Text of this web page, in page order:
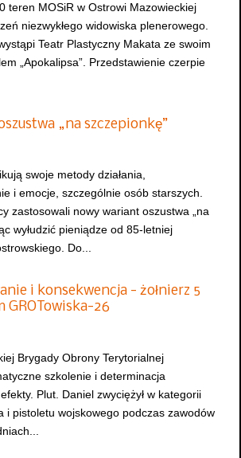
teren MOSiR w Ostrowi Mazowieckiej
niezwykłego widowiska plenerowego.
Teatr Plastyczny Makata ze swoim
„Apokalipsa”. Przedstawienie czerpie
„na szczepionkę”
swoje metody działania,
i emocje, szczególnie osób starszych.
zastosowali nowy wariant oszustwa „na
wyłudzić pieniądze od 85-letniej
Do...
i konsekwencja - żołnierz 5
GROTowiska-26
Brygady Obrony Terytorialnej
szkolenie i determinacja
Plut. Daniel zwyciężył w kategorii
i pistoletu wojskowego podczas zawodów